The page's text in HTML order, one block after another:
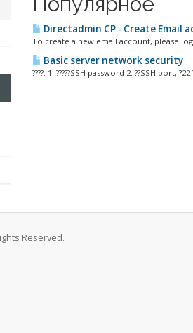
Directadmin CP - Create Email
To create a new email account, please
Basic server network security
????. 1. ?????SSH password 2. ??SSH port, ?22
Reserved.